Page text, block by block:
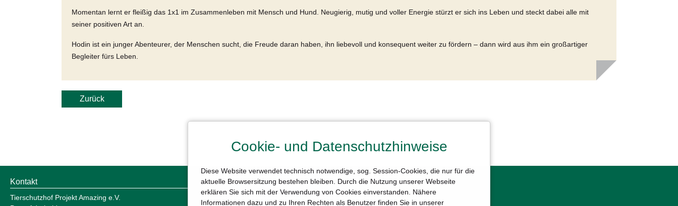
Cookie- und Datenschutzhinweise
Diese Website verwendet technisch notwendige, sog. Session-Cookies, die nur für die
aktuelle Browsersitzung bestehen bleiben. Durch die Nutzung unserer Webseite
erklären Sie sich mit der Verwendung von Cookies einverstanden. Nähere
Informationen dazu und zu Ihren Rechten als Benutzer finden Sie in unserer
Momentan lernt er fleißig das 1x1 im Zusammenleben mit Mensch und Hund. Neugierig, mutig und voller Energie stürzt er sich ins Leben und steckt dabei alle mit
seiner positiven Art an.
Hodin ist ein junger Abenteurer, der Menschen sucht, die Freude daran haben, ihn liebevoll und konsequent weiter zu fördern – dann wird aus ihm ein großartiger
Begleiter fürs Leben.
Zurück
Kontakt
Tierschutzhof Projekt Amazing e.V.